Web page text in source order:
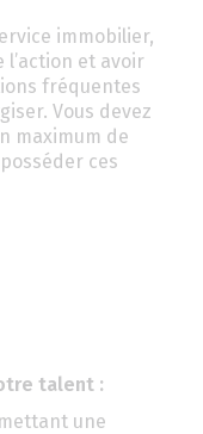
immobilier,
et avoir
fréquentes
Vous devez
maximum de
ces
talent :
une